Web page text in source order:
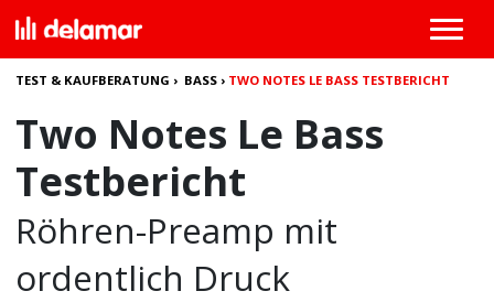
TEST & KAUFBERATUNG › BASS › TWO NOTES LE BASS TESTBERICHT
Two Notes Le Bass
Testbericht
Röhren-Preamp mit
ordentlich Druck